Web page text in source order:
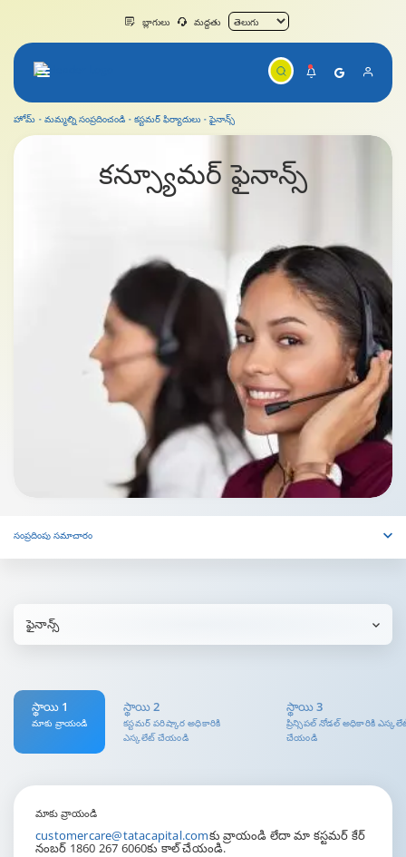
బ్లాగులు మద్దతు
హోమ్ మమ్మల్ని సంప్రదించండి కస్టమర్ ఫిర్యాదులు ఫైనాన్స్
కన్స్యూమర్ఫైనాన్స్
ఫైనాన్స్
సంప్రదింపు సమాచారం
ఫైనాన్స్
స్థాయి 1
మాకు వ్రాయండి
స్థాయి 2
కస్టమర్ పరిష్కార అధికారికి
ఎస్కలేట్ చేయండి
స్థాయి 3
ప్రిన్సిపల్ నోడల్ అధికారికి
చేయండి
మాకు వ్రాయండి
customercare@tatacapital.comకు వ్రాయండి లేదా మా కస్టమర్ కేర్
నంబర్ 1860 267 6060కు కాల్ చేయండి.